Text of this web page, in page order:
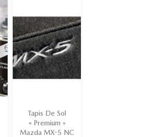
Tapis De Sol
« Premium »
Mazda MX-5 NC